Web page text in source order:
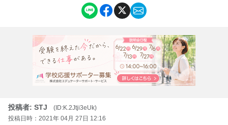
投稿者: STJ
(ID:K.2Jtji3eUk)
投稿日時：2021年 04月 27日 12:16